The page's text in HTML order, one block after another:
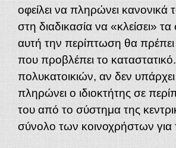
οφείλει να πληρώνει κανονικά
στη διαδικασία να «κλείσει»
αυτή την περίπτωση θα
που προβλέπει το
πολυκατοικιών, αν δεν
πληρώνει ο ιδιοκτήτης σε
του από το σύστημα της
σύνολο των κοινοχρήστων για